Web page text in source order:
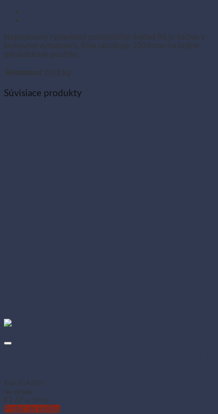
Neprepisový výdavkový pokladničný doklad A6 je tlačivo v
blokovom vyhotovení. Blok obsahuje 100 listov na bežné
prevádzkové použitie.
Hmotnosť 0.03 kg
Súvisiace produkty
Kód: IGAZ167
Na sklade
€1.47 (s DPH)
Pridať do košíka